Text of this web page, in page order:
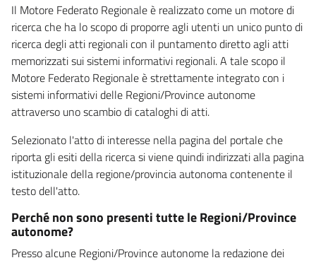
Il Motore Federato Regionale è realizzato come un motore di
ricerca che ha lo scopo di proporre agli utenti un unico punto di
ricerca degli atti regionali con il puntamento diretto agli atti
memorizzati sui sistemi informativi regionali. A tale scopo il
Motore Federato Regionale è strettamente integrato con i
sistemi informativi delle Regioni/Province autonome
attraverso uno scambio di cataloghi di atti.
Selezionato l'atto di interesse nella pagina del portale che
riporta gli esiti della ricerca si viene quindi indirizzati alla pagina
istituzionale della regione/provincia autonoma contenente il
testo dell'atto.
Perché non sono presenti tutte le Regioni/Province
autonome?
Presso alcune Regioni/Province autonome la redazione dei